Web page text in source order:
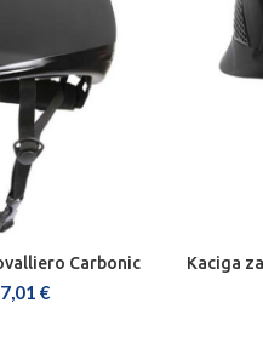
Carbonic
€
Kaciga